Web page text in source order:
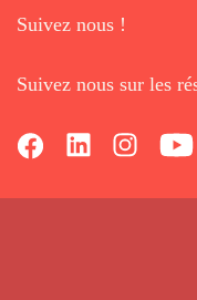
Suivez nous !
Suivez nous sur les